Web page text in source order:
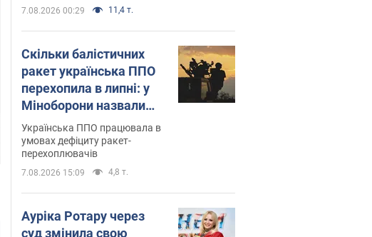
7.08.2026 00:29 11,4 т.
Скільки балістичних
ракет українська ППО
перехопила в липні: у
Міноборони назвали
цифру
Українська ППО працювала в
умовах дефіциту ракет-
перехоплювачів
7.08.2026 15:09 4,8 т.
Ауріка Ротару через
суд змінила свою